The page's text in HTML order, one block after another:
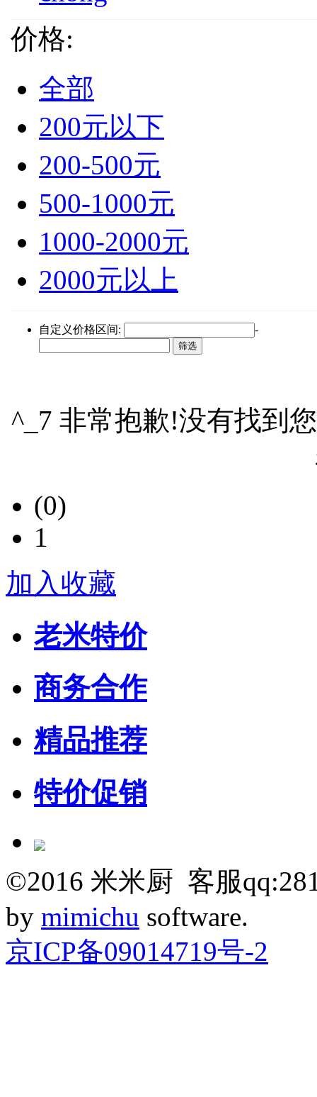
价格:
全部
200元以下
200-500元
500-1000元
1000-2000元
2000元以上
自定义价格区间: -
^_7 非常抱歉!没有找到
(0)
1
加入收藏
老米特价
商务合作
精品推荐
特价促销
©2016 米米厨 客服
by mimichu software.
京ICP备09014719号-2